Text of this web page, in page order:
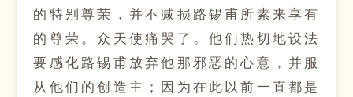
的特别尊荣，并不减损路锡甫所素来享有
的尊荣。众天使痛哭了。他们热切地设法
要感化路锡甫放弃他那邪恶的心意，并服
从他们的创造主；因为在此以前一直都是